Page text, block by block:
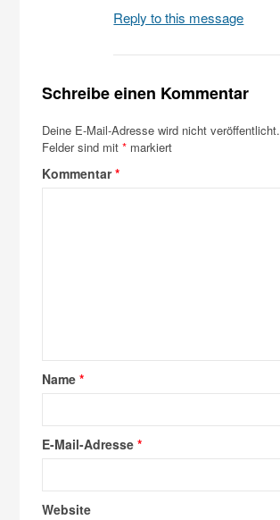
Reply to this message
Schreibe einen Kommentar
Deine E-Mail-Adresse wird nicht veröffentlicht.
Felder sind mit* markiert
Kommentar*
Name*
E-Mail-Adresse*
Website